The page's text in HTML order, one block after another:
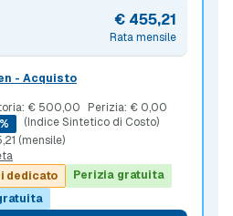
Rata mensile
€ 455,21
- Acquisto
€ 500,00
Perizia: € 0,00
(Indice Sintetico di Costo)
(mensile)
dedicato
Perizia gratuita